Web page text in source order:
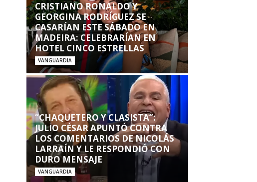
CRISTIANO RONALDO Y
GEORGINA RODRÍGUEZ SE
CASARÍAN ESTE SÁBADO EN
MADEIRA: CELEBRARÍAN EN
HOTEL CINCO ESTRELLAS
VANGUARDIA
“CHAQUETERO Y CLASISTA”:
JULIO CÉSAR APUNTÓ CONTRA
LOS COMENTARIOS DE NICOLÁS
LARRAÍN Y LE RESPONDIÓ CON
DURO MENSAJE
VANGUARDIA